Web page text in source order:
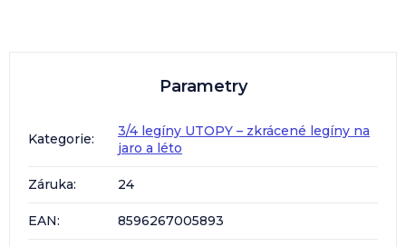
Parametry
Kategorie:
3/4 legíny UTOPY – zkrácené legíny na
jaro a léto
Záruka: 24
EAN: 8596267005893